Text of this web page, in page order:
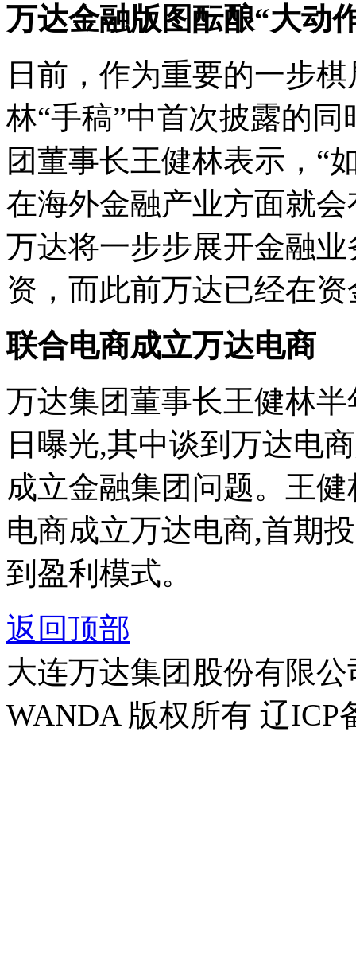
万达金融版图酝酿“大动
日前，作为重要的一步
林“手稿”中首次披露的同
团董事长王健林表示， “
在海外金融产业方面就
万达将一步步展开金融
资，而此前万达已经在
联合电商成立万达电商
万达集团董事长王健林
日曝光,其中谈到万达电
成立金融集团问题。王
电商成立万达电商,首期
到盈利模式。
返回顶部
大连万达集团股份有限
WANDA 版权所有 辽ICP